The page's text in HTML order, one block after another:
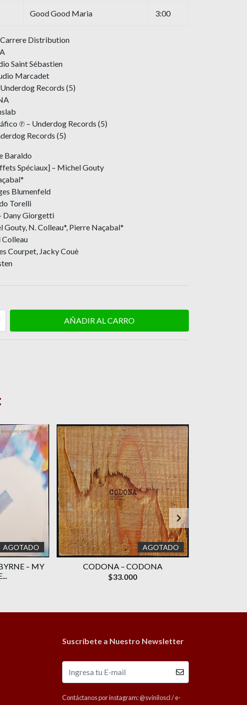
Good Good Maria 3:00
Distribution
Saint Sébastien
Marcadet
Records (5)
℗ – Underdog Records (5)
Records (5)
Baraldo
Spéciaux] – Michel Gouty
Blumenfeld
Torelli
Dany Giorgetti
Gouty, N. Colleau*, Pierre Naçabal*
Courpet, Jacky Couè
AGOTADO
– MY
AGOTADO
CODONA – CODONA
$33.000
Suscríbete a Nuestro Newsletter
Contáctanos por instagram: @sviniloscl / e-